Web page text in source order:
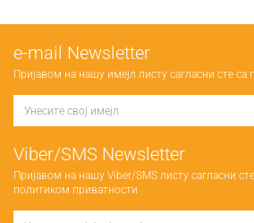
е-mail Newsletter
Пријавом на нашу имејл листу сагласни сте са
Viber/SMS Newsletter
Пријавом на нашу Viber/SMS листу сагласни
политиком приватности